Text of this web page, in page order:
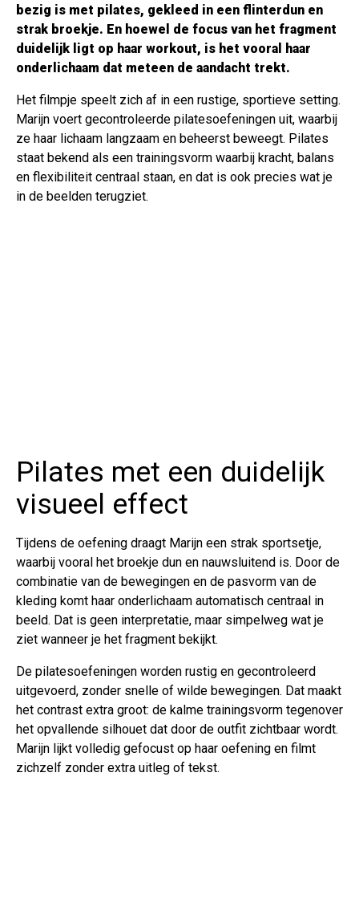
bezig is met pilates, gekleed in een flinterdun en
strak broekje. En hoewel de focus van het fragment
duidelijk ligt op haar workout, is het vooral haar
onderlichaam dat meteen de aandacht trekt.
Het filmpje speelt zich af in een rustige, sportieve setting.
Marijn voert gecontroleerde pilatesoefeningen uit, waarbij
ze haar lichaam langzaam en beheerst beweegt. Pilates
staat bekend als een trainingsvorm waarbij kracht, balans
en flexibiliteit centraal staan, en dat is ook precies wat je
in de beelden terugziet.
Pilates met een duidelijk
visueel effect
Tijdens de oefening draagt Marijn een strak sportsetje,
waarbij vooral het broekje dun en nauwsluitend is. Door de
combinatie van de bewegingen en de pasvorm van de
kleding komt haar onderlichaam automatisch centraal in
beeld. Dat is geen interpretatie, maar simpelweg wat je
ziet wanneer je het fragment bekijkt.
De pilatesoefeningen worden rustig en gecontroleerd
uitgevoerd, zonder snelle of wilde bewegingen. Dat maakt
het contrast extra groot: de kalme trainingsvorm tegenover
het opvallende silhouet dat door de outfit zichtbaar wordt.
Marijn lijkt volledig gefocust op haar oefening en filmt
zichzelf zonder extra uitleg of tekst.